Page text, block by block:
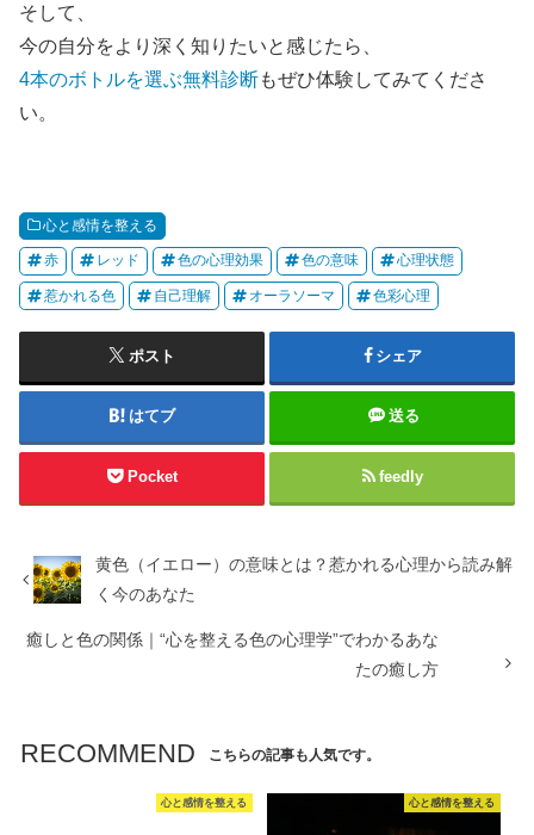
そして、
今の自分をより深く知りたいと感じたら、
4本のボトルを選ぶ無料診断もぜひ体験してみてくださ
い。
心と感情を整える
赤 レッド 色の心理効果 色の意味 心理状態
惹かれる色 自己理解 オーラソーマ 色彩心理
ポスト シェア
はてブ 送る
Pocket feedly
黄色（イエロー）の意味とは？惹かれる心理から読み解
く今のあなた
癒しと色の関係｜“心を整える色の心理学”でわかるあな
たの癒し方
RECOMMEND こちらの記事も人気です。
心と感情を整える 心と感情を整える